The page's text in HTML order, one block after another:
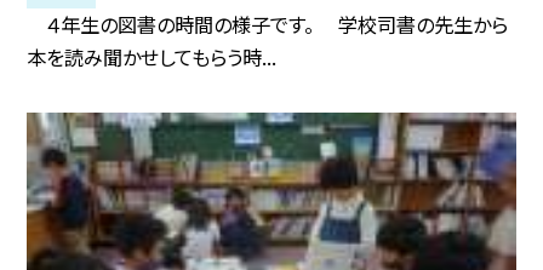
４年生の図書の時間の様子です。 学校司書の先生から
本を読み聞かせしてもらう時...